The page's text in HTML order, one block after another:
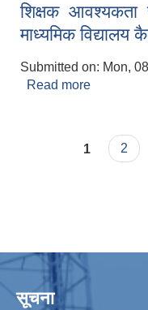
शिक्षक
माध्यमिक विद्यालय
Submitted on: Mon,
Read more
Pages
1 2
सूचना